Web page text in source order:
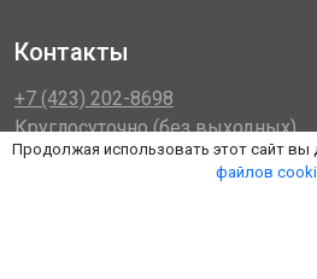
Контакты
+7 (423) 202-8698
Круглосуточно (без выходных)
Продолжая использовать этот сайт вы
файлов